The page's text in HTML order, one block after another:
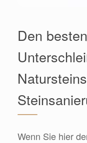
Den
Wenn Sie hier